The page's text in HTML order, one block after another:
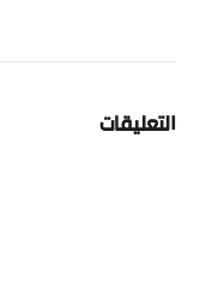
التعليقات